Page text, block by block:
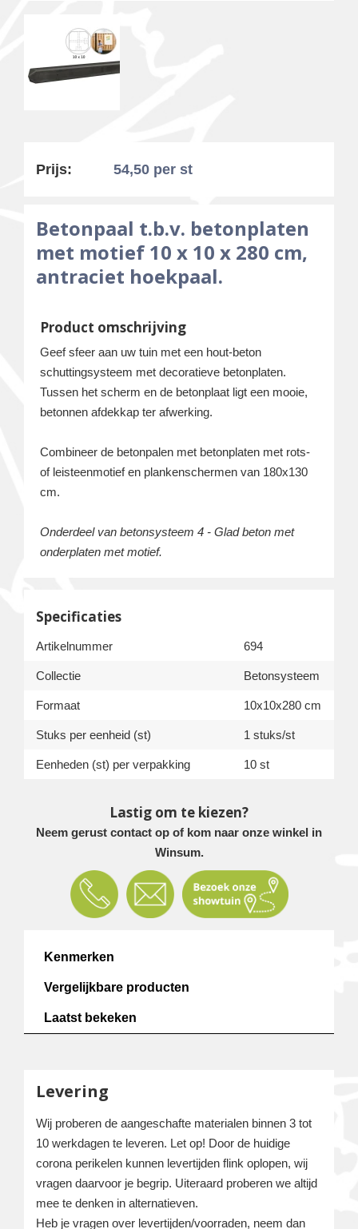
Prijs: 54,50 per st
Betonpaal t.b.v. betonplaten
met motief 10 x 10 x 280 cm,
antraciet hoekpaal.
Product omschrijving
Geef sfeer aan uw tuin met een hout-beton
schuttingsysteem met decoratieve betonplaten.
Tussen het scherm en de betonplaat ligt een mooie,
betonnen afdekkap ter afwerking.
Combineer de betonpalen met betonplaten met rots-
of leisteenmotief en plankenschermen van 180x130
cm.
Onderdeel van betonsysteem 4 - Glad beton met
onderplaten met motief.
Specificaties
Artikelnummer 694
Collectie Betonsysteem
Formaat 10x10x280 cm
Stuks per eenheid (st) 1 stuks/st
Eenheden (st) per verpakking 10 st
Lastig om te kiezen?
Neem gerust contact op of kom naar onze winkel in
Winsum.
Kenmerken
Vergelijkbare producten
Laatst bekeken
Levering
Wij proberen de aangeschafte materialen binnen 3 tot
10 werkdagen te leveren. Let op! Door de huidige
corona perikelen kunnen levertijden flink oplopen, wij
vragen daarvoor je begrip. Uiteraard proberen we altijd
mee te denken in alternatieven.
Heb je vragen over levertijden/voorraden, neem dan